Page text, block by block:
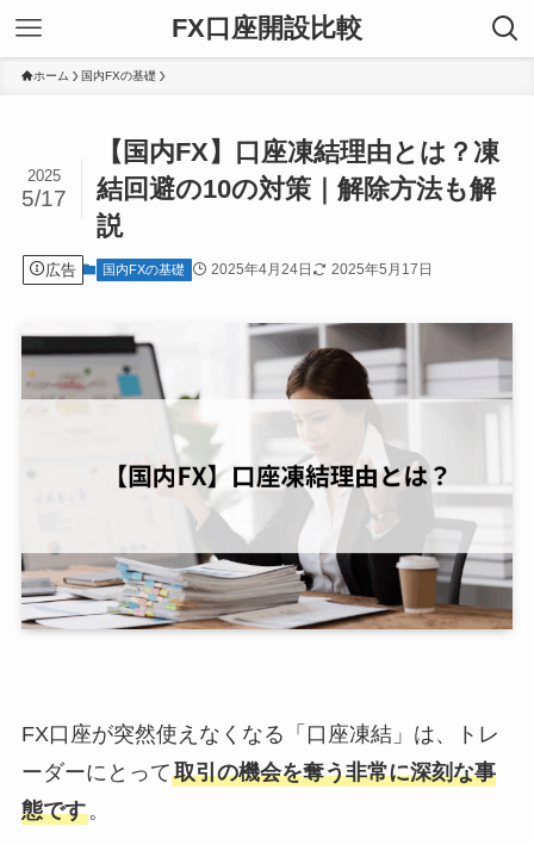
FX口座開設比較
ホーム 国内FXの基礎
【国内FX】口座凍結理由とは？凍
結回避の10の対策｜解除方法も解
説
2025
5/17
広告 国内FXの基礎 2025年4月24日 2025年5月17日
FX口座が突然使えなくなる「口座凍結」は、トレ
ーダーにとって取引の機会を奪う非常に深刻な事
態です。